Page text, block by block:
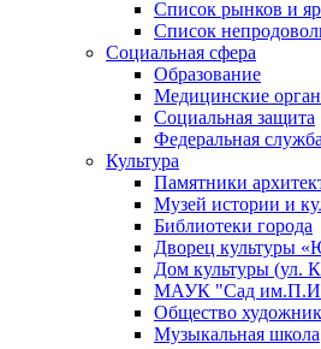
Cписок рынков и
Список
Социальная сфера
Образование
Медицинские
Социальная защита
Федеральная
Культура
Памятники
Музей истории и
Библиотеки города
Дворец культуры
Дом культуры (ул.
МАУК "Сад
Общество
Музыкальная школа